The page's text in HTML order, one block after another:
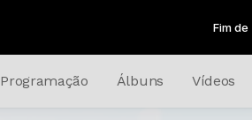
Fim de Tarde
Programação Álbuns Vídeos